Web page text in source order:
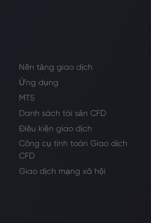
Nền tảng giao dịch
Ứng dụng
MT5
Danh sách tài sản CFD
Điều kiện giao dịch
Công cụ tính toán Giao dịch
CFD
Giao dịch mạng xã hội